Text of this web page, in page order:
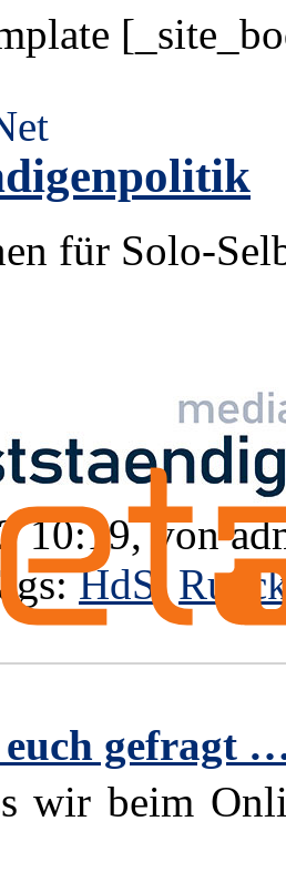
für Solo-
10:19, von
HdS ,
gefragt
wir beim